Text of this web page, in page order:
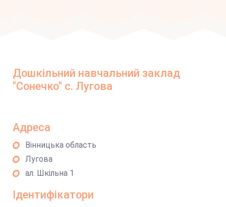
Дошкільний навчальний заклад
"Сонечко" с. Лугова
Адреса
Вінницька область
Лугова
ал. Шкільна 1
Ідентифікатори